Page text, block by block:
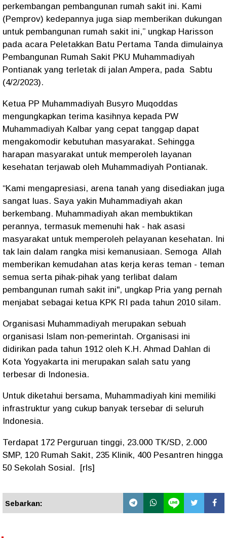
perkembangan pembangunan rumah sakit ini. Kami
(Pemprov) kedepannya juga siap memberikan dukungan
untuk pembangunan rumah sakit ini,” ungkap Harisson
pada acara Peletakkan Batu Pertama Tanda dimulainya
Pembangunan Rumah Sakit PKU Muhammadiyah
Pontianak yang terletak di jalan Ampera, pada Sabtu
(4/2/2023).
Ketua PP Muhammadiyah Busyro Muqoddas
mengungkapkan terima kasihnya kepada PW
Muhammadiyah Kalbar yang cepat tanggap dapat
mengakomodir kebutuhan masyarakat. Sehingga
harapan masyarakat untuk memperoleh layanan
kesehatan terjawab oleh Muhammadiyah Pontianak.
“Kami mengapresiasi, arena tanah yang disediakan juga
sangat luas. Saya yakin Muhammadiyah akan
berkembang. Muhammadiyah akan membuktikan
perannya, termasuk memenuhi hak - hak asasi
masyarakat untuk memperoleh pelayanan kesehatan. Ini
tak lain dalam rangka misi kemanusiaan. Semoga Allah
memberikan kemudahan atas kerja keras teman - teman
semua serta pihak-pihak yang terlibat dalam
pembangunan rumah sakit ini", ungkap Pria yang pernah
menjabat sebagai ketua KPK RI pada tahun 2010 silam.
Organisasi Muhammadiyah merupakan sebuah
organisasi Islam non-pemerintah. Organisasi ini
didirikan pada tahun 1912 oleh K.H. Ahmad Dahlan di
Kota Yogyakarta ini merupakan salah satu yang
terbesar di Indonesia.
Untuk diketahui bersama, Muhammadiyah kini memiliki
infrastruktur yang cukup banyak tersebar di seluruh
Indonesia.
Terdapat 172 Perguruan tinggi, 23.000 TK/SD, 2.000
SMP, 120 Rumah Sakit, 235 Klinik, 400 Pesantren hingga
50 Sekolah Sosial. [rls]
Sebarkan: